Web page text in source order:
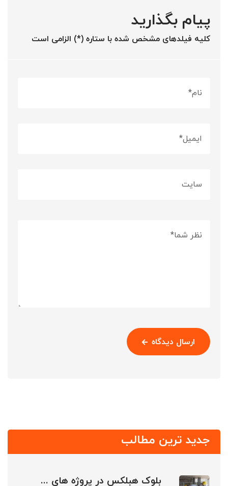
پیام بگذارید
کلیه فیلدهای مشخص شده با ستاره (*) الزامی است
ارسال دیدگاه
جدید ترین مطالب
بلوک هبلکس در پروژه های ...